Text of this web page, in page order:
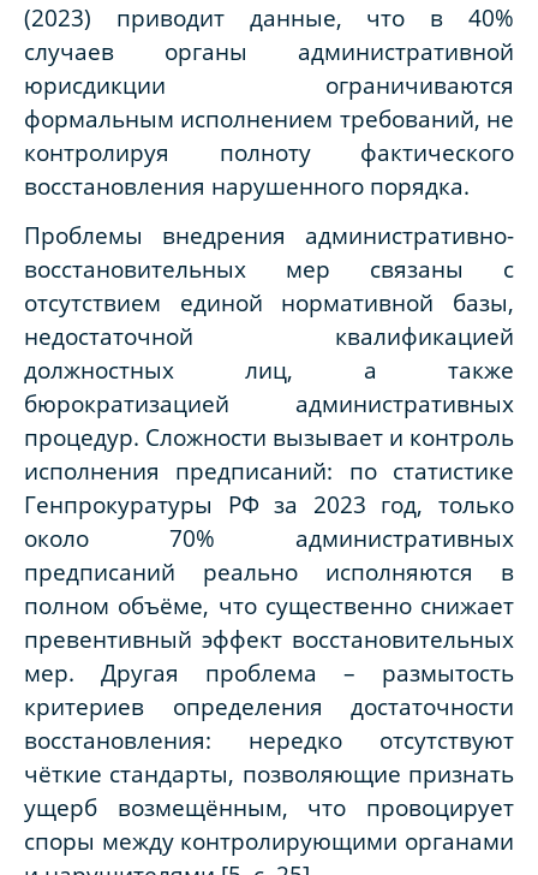
(2023) приводит данные, что в 40%
случаев органы административной
юрисдикции ограничиваются
формальным исполнением требований, не
контролируя полноту фактического
восстановления нарушенного порядка.
Проблемы внедрения административно-
восстановительных мер связаны с
отсутствием единой нормативной базы,
недостаточной квалификацией
должностных лиц, а также
бюрократизацией административных
процедур. Сложности вызывает и контроль
исполнения предписаний: по статистике
Генпрокуратуры РФ за 2023 год, только
около 70% административных
предписаний реально исполняются в
полном объёме, что существенно снижает
превентивный эффект восстановительных
мер. Другая проблема – размытость
критериев определения достаточности
восстановления: нередко отсутствуют
чёткие стандарты, позволяющие признать
ущерб возмещённым, что провоцирует
споры между контролирующими органами